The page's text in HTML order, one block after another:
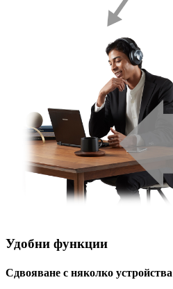
Удобни функции
Сдвояване с няколко устройства